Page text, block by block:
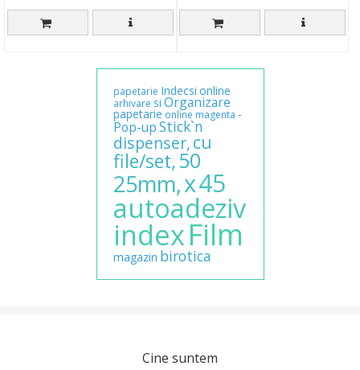
papetarie Indecsi online
arhivare si Organizare
papetarie online magenta -
Pop-upStick`n
dispenser,cu
file/set,50
25mm,x45
autoadeziv
indexFilm
magazin birotica
Cine suntem